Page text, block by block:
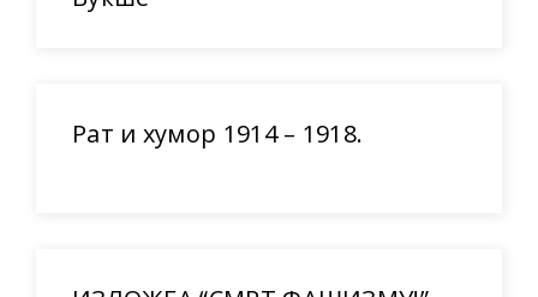
Рат и хумор 1914 – 1918.